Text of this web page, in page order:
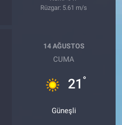
Rüzgar: 5.61 m/s
14 AĞUSTOS
CUMA
21 °
Güneşli